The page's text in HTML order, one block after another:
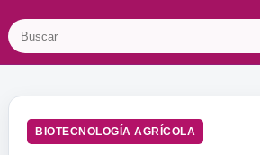
BIOTECNOLOGÍA AGRÍCOLA